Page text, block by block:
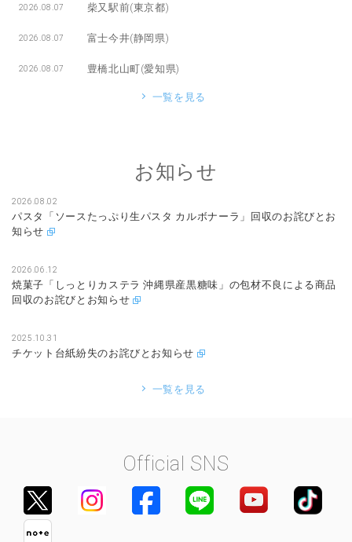
2026.08.07 柴又駅前(東京都)
2026.08.07 富士今井(静岡県)
2026.08.07 豊橋北山町(愛知県)
一覧を見る
お知らせ
2026.08.02
パスタ「ソースたっぷり生パスタ カルボナーラ」回収のお詫びとお
知らせ
2026.06.12
焼菓子「しっとりカステラ 沖縄県産黒糖味」の包材不良による商品
回収のお詫びとお知らせ
2025.10.31
チケット台紙紛失のお詫びとお知らせ
一覧を見る
Official SNS